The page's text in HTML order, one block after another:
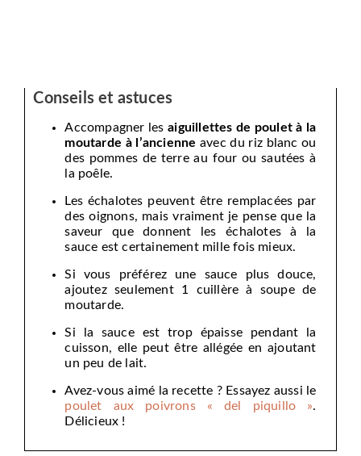
Conseils et astuces
Accompagner lesaiguillettes de poulet à la
moutarde à l’ancienne avec du riz blanc ou
des pommes de terre au four ou sautées à
la poêle.
Les échalotes peuvent être remplacées par
des oignons, mais vraiment je pense que la
saveur que donnent les échalotes à la
sauce est certainement mille fois mieux.
Si vous préférez une sauce plus douce,
ajoutez seulement 1 cuillère à soupe de
moutarde.
Si la sauce est trop épaisse pendant la
cuisson, elle peut être allégée en ajoutant
un peu de lait.
Avez-vous aimé la recette ? Essayez aussi le
poulet aux poivrons « del piquillo ».
Délicieux !